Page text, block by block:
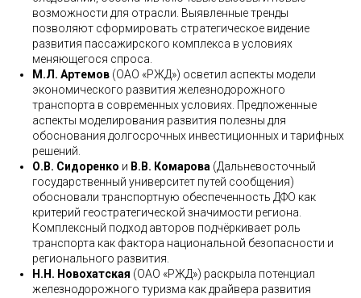
возможности для отрасли. Выявленные тренды
позволяют сформировать стратегическое видение
развития пассажирского комплекса в условиях
меняющегося спроса.
М.Л. Артемов (ОАО «РЖД») осветил аспекты модели
экономического развития железнодорожного
транспорта в современных условиях. Предложенные
аспекты моделирования развития полезны для
обоснования долгосрочных инвестиционных и тарифных
решений.
О.В. Сидоренко и В.В. Комарова (Дальневосточный
государственный университет путей сообщения)
обосновали транспортную обеспеченность ДФО как
критерий геостратегической значимости региона.
Комплексный подход авторов подчёркивает роль
транспорта как фактора национальной безопасности и
регионального развития.
Н.Н. Новохатская (ОАО «РЖД») раскрыла потенциал
железнодорожного туризма как драйвера развития